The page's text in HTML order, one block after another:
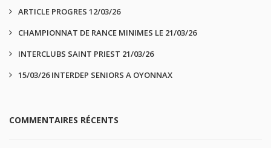
ARTICLE PROGRES 12/03/26
CHAMPIONNAT DE RANCE MINIMES LE 21/03/26
INTERCLUBS SAINT PRIEST 21/03/26
15/03/26 INTERDEP SENIORS A OYONNAX
COMMENTAIRES RÉCENTS